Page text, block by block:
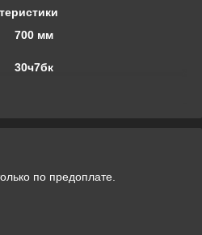
700 мм
30ч7бк
по предоплате.